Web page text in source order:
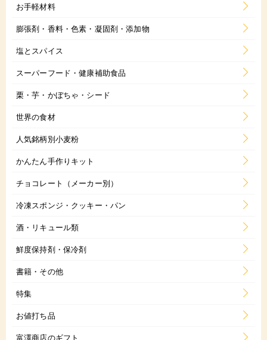
お手軽材料
膨張剤・香料・色素・凝固剤・添加物
塩とスパイス
スーパーフード・健康補助食品
栗・芋・かぼちゃ・シード
世界の食材
人気銘柄別小麦粉
かんたん手作りキット
チョコレート（メーカー別）
冷凍スポンジ・クッキー・パン
酒・リキュール類
鮮度保持剤・保冷剤
書籍・その他
特集
お値打ち品
富澤商店のギフト